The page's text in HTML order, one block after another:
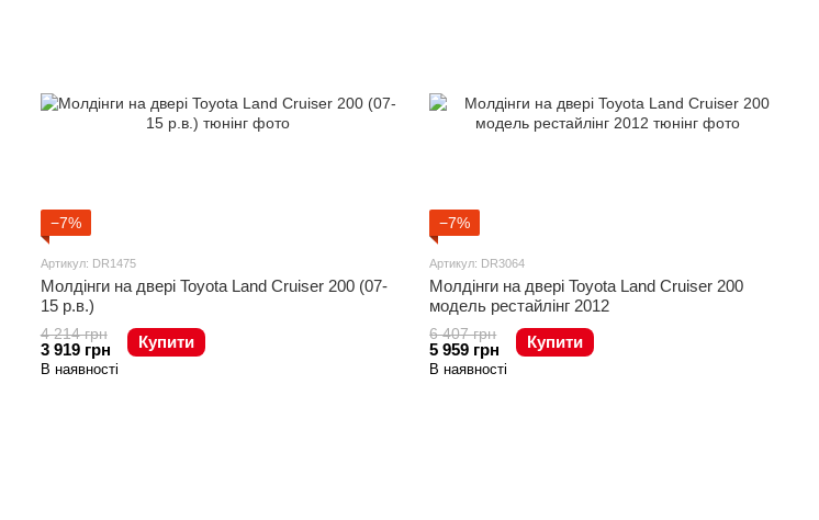
−7%
Артикул: DR1475
Молдінги на двері Toyota Land Cruiser 200 (07-
15 р.в.)
4 214 грн
3 919 грн Купити
В наявності
−7%
Артикул: DR3064
Молдінги на двері Toyota Land Cruiser 200
модель рестайлінг 2012
6 407 грн
5 959 грн Купити
В наявності